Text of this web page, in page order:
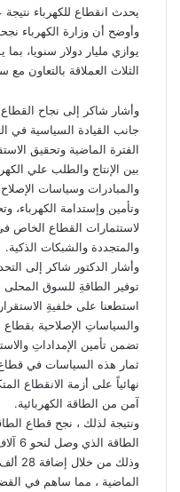
يحدث انقطاع للكهرباء
وأوضح أن وزارة الكهرباء
يوازي مليار دولار سنويا،
الثلاث العملاقة بالتعاون مع
وأشار شاكر إلى نجاح
جانب القيادة السياسية في
الفترة الماضية وتحقيق
بين الإنتاج والطلب علي
والمبادرات وسياسات
وتأمين وإستدامة الكهرباء،
لاستثمارات القطاع الخاص
والمتجددة والشبكات الذكية.
وأشار الدكتور شاكر إلى
توفير الطاقةِ للسوق المحلى
استطعنا على خلفيةِ
والسياساتِ الإصلاحية
تضمن تأمين الإمداداتِ
ثمار هذه السياسات في قطاع
نهائياً على أزمة الانقطاع
آمن من الطاقة الكهربائية.
ونتيجة لذلك ، نجح قطاع
الماضية ، مما ساهم في